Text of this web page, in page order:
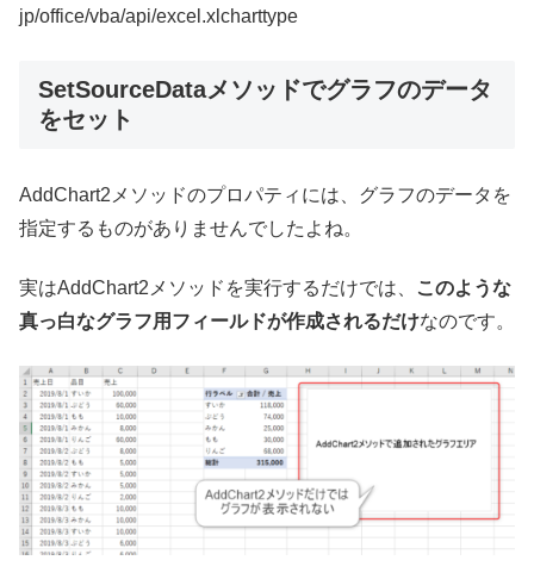
jp/office/vba/api/excel.xlcharttype
SetSourceDataメソッドでグラフのデータ
をセット
AddChart2メソッドのプロパティには、グラフのデータを
指定するものがありませんでしたよね。
実はAddChart2メソッドを実行するだけでは、
このような
真っ白なグラフ用フィールドが作成されるだけなのです。